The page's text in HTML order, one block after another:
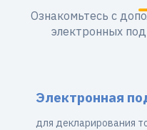
Ознакомьтесь с
электронных
Электронная
для декларирования